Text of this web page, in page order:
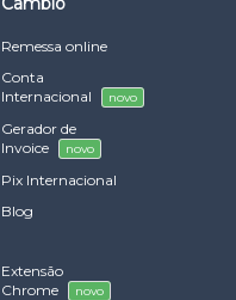
Remessa online
Conta
Internacional
novo
Gerador de
Invoice
novo
Pix Internacional
Blog
Extensão
Chrome
novo